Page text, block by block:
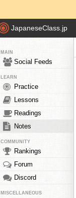
JapaneseClass.jp
MAIN
Social Feeds
LEARN
Practice
Lessons
Readings
Notes
COMMUNITY
Rankings
Forum
Discord
MISCELLANEOUS